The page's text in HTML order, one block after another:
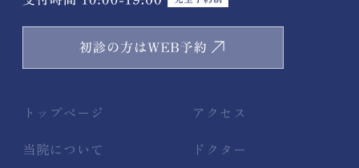
トップページ
当院について
アクセス
ドクター